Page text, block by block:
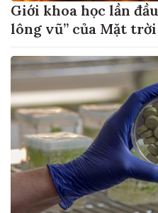
Giới khoa học lần
lông vũ” của Mặt trời